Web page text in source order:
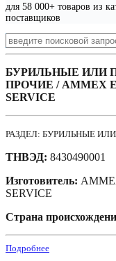
для 58 000+ товаров из
поставщиков
БУРИЛЬНЫЕ ИЛИ
ПРОЧИЕ / AMMEX
SERVICE
РАЗДЕЛ: БУРИЛЬНЫЕ
ТНВЭД: 8430490001
Изготовитель:
SERVICE
Страна
Подробнее